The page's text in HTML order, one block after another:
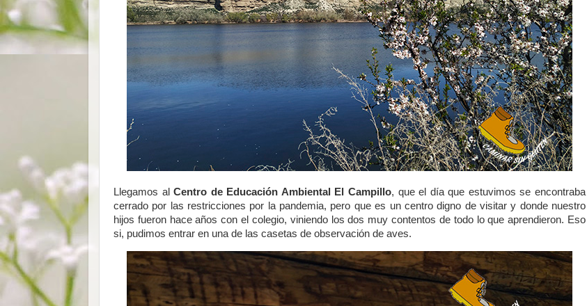
Llegamos alCentro de Educación Ambiental El Campillo, que el día que estuvimos se encontraba
cerrado por las restricciones por la pandemia, pero que es un centro digno de visitar y donde nuestro
hijos fueron hace años con el colegio, viniendo los dos muy contentos de todo lo que aprendieron. Eso
si, pudimos entrar en una de las casetas de observación de aves.